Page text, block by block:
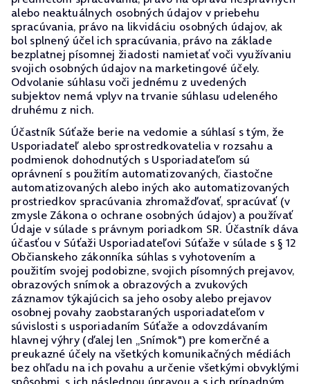
alebo neaktuálnych osobných údajov v priebehu
spracúvania, právo na likvidáciu osobných údajov, ak
bol splnený účel ich spracúvania, právo na základe
bezplatnej písomnej žiadosti namietať voči využívaniu
svojich osobných údajov na marketingové účely.
Odvolanie súhlasu voči jednému z uvedených
subjektov nemá vplyv na trvanie súhlasu udeleného
druhému z nich.
Účastník Súťaže berie na vedomie a súhlasí s tým, že
Usporiadateľ alebo sprostredkovatelia v rozsahu a
podmienok dohodnutých s Usporiadateľom sú
oprávnení s použitím automatizovaných, čiastočne
automatizovaných alebo iných ako automatizovaných
prostriedkov spracúvania zhromažďovať, spracúvať (v
zmysle Zákona o ochrane osobných údajov) a používať
Údaje v súlade s právnym poriadkom SR. Účastník dáva
účasťou v Súťaži Usporiadateľovi Súťaže v súlade s § 12
Občianskeho zákonníka súhlas s vyhotovením a
použitím svojej podobizne, svojich písomných prejavov,
obrazových snímok a obrazových a zvukových
záznamov týkajúcich sa jeho osoby alebo prejavov
osobnej povahy zaobstaraných usporiadateľom v
súvislosti s usporiadaním Súťaže a odovzdávaním
hlavnej výhry (ďalej len „Snímok") pre komerčné a
preukazné účely na všetkých komunikačných médiách
bez ohľadu na ich povahu a určenie všetkými obvyklými